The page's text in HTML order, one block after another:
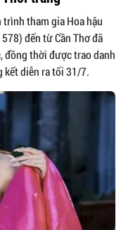
trình tham gia Hoa hậu
đến từ Cần Thơ đã
đồng thời được trao danh
kết diễn ra tối 31/7.